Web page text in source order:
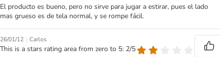
El producto es bueno, pero no sirve para jugar a estirar, pues el lado
mas grueso es de tela normal, y se rompe fácil.
26/01/12 | Carlos
This is a stars rating area from zero to 5: 2/5